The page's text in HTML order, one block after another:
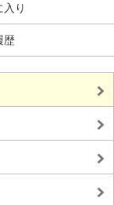
入り
歴